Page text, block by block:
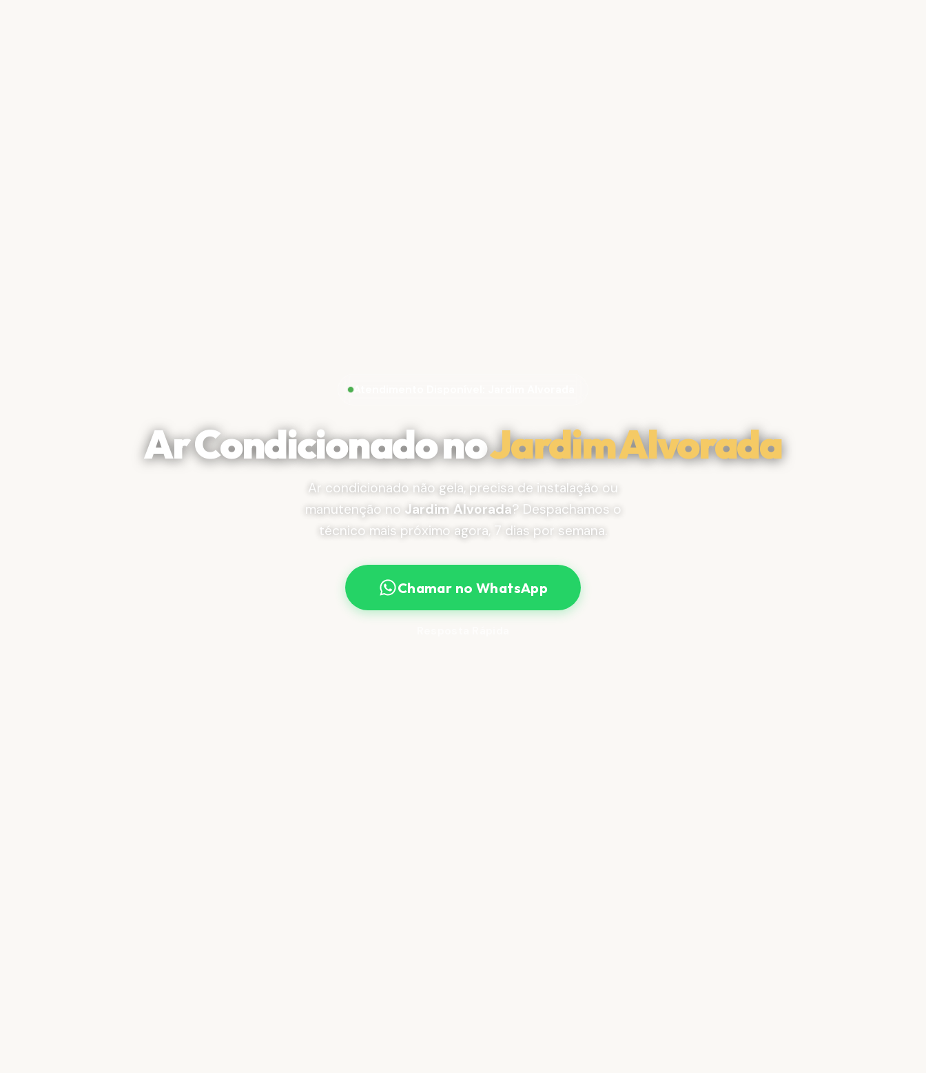
Atendimento Disponível: Jardim Alvorada
Ar Condicionado noJardim Alvorada
Ar condicionado não gela, precisa de instalação ou
manutenção no Jardim Alvorada? Despachamos o
técnico mais próximo agora, 7 dias por semana.
Chamar no WhatsApp